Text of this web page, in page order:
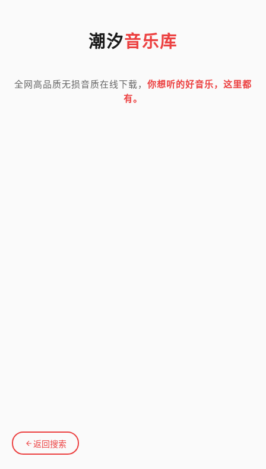
潮汐音乐库
全网高品质无损音质在线下载， 你想听的好音乐，这里都
有。
返回搜索